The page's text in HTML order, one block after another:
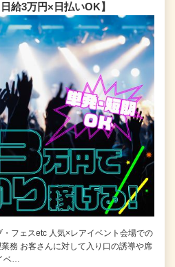
給3万円×日払いOK】
・フェスetc 人気×レアイベント会場での
務 お客さんに対して入り口の誘導や席
ベ…